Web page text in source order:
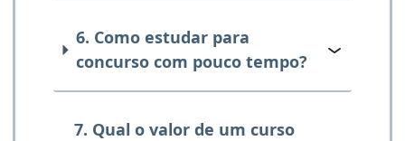
6. Como estudar para
concurso com pouco tempo?
7. Qual o valor de um curso